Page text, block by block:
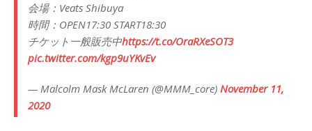
会場：Veats Shibuya
時間：OPEN17:30 START18:30
チケット一般販売中https://t.co/OraRXeSOT3
pic.twitter.com/kgp9uYKvEv
— Malcolm Mask McLaren (@MMM_core) November 11,
2020